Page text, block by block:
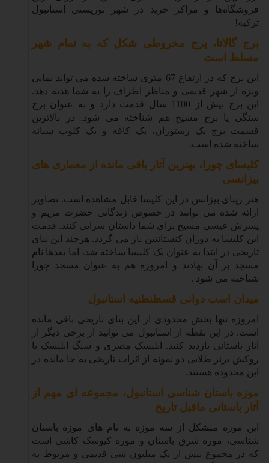
فروشگاه‌ها و مراکز خرید در شهر توریستی استانبول
ترکیه!
برج گالاتا، برج مخروطی شکل که به تمام شهر
مسلط است
این برج که در ارتفاع 67 متری ساخته شده می تواند نمایی
ویژه از شهر قدیمی و مناظر اطراف را به شما هدیه دهد.
این برج بیش از 1100 سال قدمت دارد و به عنوان برج
سنگی یا برج مسیح هم شناخته می شود. در بالاترین
قسمت برج یک رستوران، یک کافه و یک کلوپ شبانه
ساخته شده است.
کلیسای چورا، بهترین آثار باقی مانده از معماری های
بیزانسی
هنر زیبای بیزانس در این کلیسا قابل مشاهده است. تصاویر
ارائه شده می توانند در خصوص زندگانی حضرت مریم و
پسرش عیسی مسیح برای شما داستان سرایی کنند. قدمت
این کلیسا به دوران کنستانتین باز می گردد. هرچند این بنای
تاریخی در ابتدا به عنوان یک کلیسا ساخته شد، اما بعدها نام
مسجد بر آن نهادند و امروزه هم به عنوان مسجد چورا
شناخته می شود .
میدان اسب دوانی قسطنطنیه استانبول
امروزه تنها بخش محدودی از این بنای تاریخی باقی مانده
است. در این نقطه از استانبول می توانید از برخی دیگر از
آثار باستانی بازدید کنید. ابلیسک مصری و سنگ ابلیسک با
روکش برنز طلایی دو نمونه از اثرات تاریخی به جا مانده در
این محدوده هستند.
موزه باستان شناسی استانبول، مجموعه ای مهم از
آثار باستانی ماقبل تاریخ
این موزه متشکل از سه موزه به نام های موزه باستان
شناسی، موزه شرق باستان و موزه کیوسک کاشی است
که در مجموع بیش از یک میلیون شی قدیمی و مربوط به